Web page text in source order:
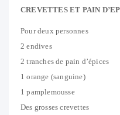
CREVETTES ET PAIN
Pour deux personnes
2 endives
2 tranches de pain d’épices
1 orange (sanguine)
1 pamplemousse
Des grosses crevettes